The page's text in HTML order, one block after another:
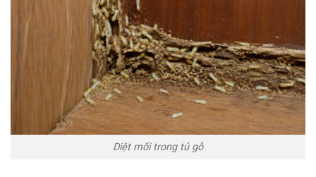
Diệt mối trong tủ gỗ